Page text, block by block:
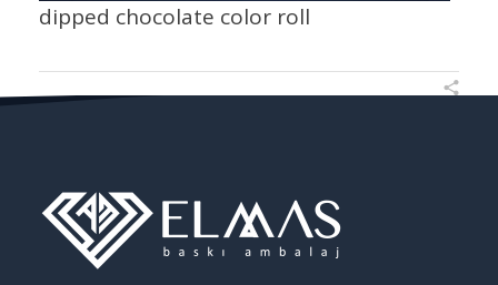
dipped chocolate color roll